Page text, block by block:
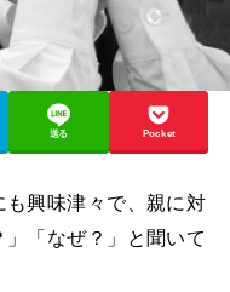
送る Pocket
興味津々で、親に対
「なぜ？」と聞いて